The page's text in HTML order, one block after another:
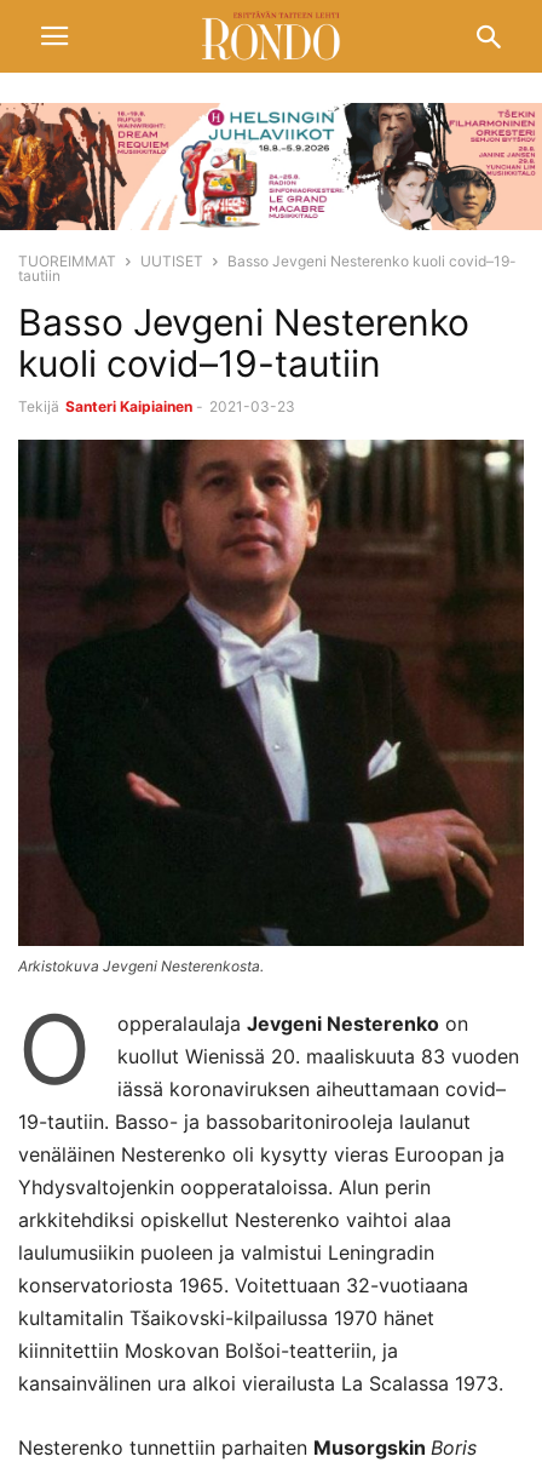
TUOREIMMAT UUTISET
Basso Jevgeni Nesterenko kuoli covid–19-
tautiin
Basso Jevgeni Nesterenko
kuoli covid–19-tautiin
Tekijä Santeri Kaipiainen - 2021-03-23
Arkistokuva Jevgeni Nesterenkosta.
O opperalaulaja Jevgeni Nesterenko on
kuollut Wienissä 20. maaliskuuta 83 vuoden
iässä koronaviruksen aiheuttamaan covid–
19-tautiin. Basso- ja bassobaritonirooleja laulanut
venäläinen Nesterenko oli kysytty vieras Euroopan ja
Yhdysvaltojenkin oopperataloissa. Alun perin
arkkitehdiksi opiskellut Nesterenko vaihtoi alaa
laulumusiikin puoleen ja valmistui Leningradin
konservatoriosta 1965. Voitettuaan 32-vuotiaana
kultamitalin Tšaikovski-kilpailussa 1970 hänet
kiinnitettiin Moskovan Bolšoi-teatteriin, ja
kansainvälinen ura alkoi vierailusta La Scalassa 1973.
Nesterenko tunnettiin parhaiten Musorgskin Boris